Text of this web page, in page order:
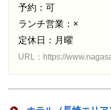
予約：可
ランチ営業：×
定休日：月曜
URL：https://